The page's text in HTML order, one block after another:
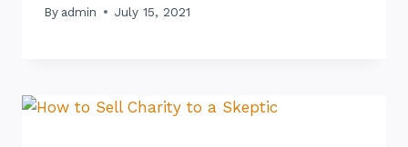
By admin July 15, 2021